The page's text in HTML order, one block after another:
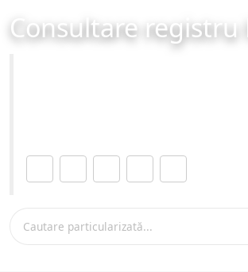
Consultare registru